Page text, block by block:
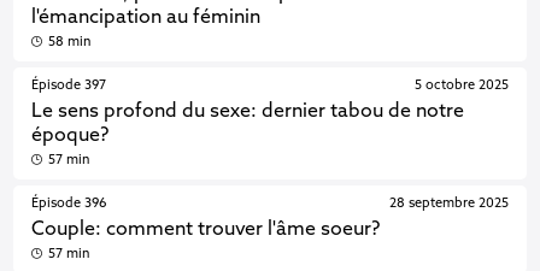
l'émancipation au féminin
58 min
Épisode 397
Le sens profond du sexe: dernier tabou de notre
époque?
5 octobre 2025
57 min
Épisode 396
Couple: comment trouver l'âme soeur?
28 septembre 2025
57 min